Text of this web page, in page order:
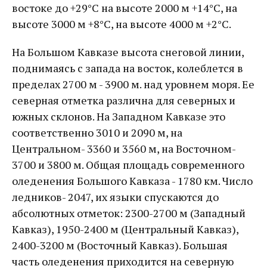
востоке до +29°С на высоте 2000 м +14°С, на
высоте 3000 м +8°С, на высоте 4000 м +2°С.
На Большом Кавказе высота снеговой линии,
поднимаясь с запада на восток, колеблется в
пределах 2700 м - 3900 м. над уровнем моря. Ее
северная отметка различна для северных и
южных склонов. На Западном Кавказе это
соответственно 3010 и 2090 м, на
Центральном- 3360 и 3560 м, на Восточном-
3700 и 3800 м. Общая площадь современного
оледенения Большого Кавказа - 1780 км. Число
ледников- 2047, их языки спускаются до
абсолютных отметок: 2300-2700 м (Западный
Кавказ), 1950-2400 м (Центральный Кавказ),
2400-3200 м (Восточный Кавказ). Большая
часть оледенения приходится на северную